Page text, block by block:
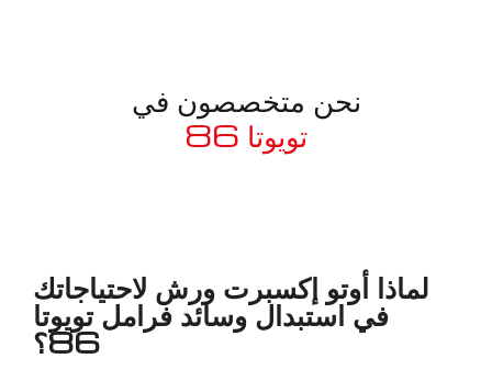
نحن متخصصون في
تويوتا 86
لماذا أوتو إكسبرت ورش لاحتياجاتك
في استبدال وسائد فرامل تويوتا
86؟